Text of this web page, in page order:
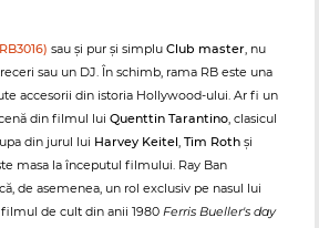
sau și pur și simplu Club master, nu
sau un DJ. În schimb, rama RB este una
accesorii din istoria Hollywood-ului. Ar fi un
din filmul lui Quenttin Tarantino, clasicul
din jurul lui Harvey Keitel, Tim Roth și
masa la începutul filmului. Ray Ban
de asemenea, un rol exclusiv pe nasul lui
de cult din anii 1980 Ferris Bueller's day